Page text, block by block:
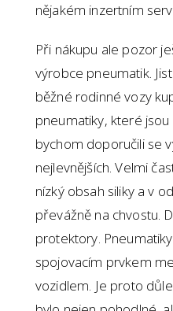
nějakém inzertním
Při nákupu ale pozor
výrobce pneumatik.
běžné rodinné vozy
pneumatiky, které
bychom doporučili se
nejlevnějších. Velmi
nízký obsah siliky a v
převážně na chvostu.
protektory.
spojovacím prvkem
vozidlem. Je proto